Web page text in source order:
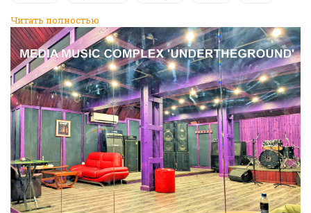
Читать полностью